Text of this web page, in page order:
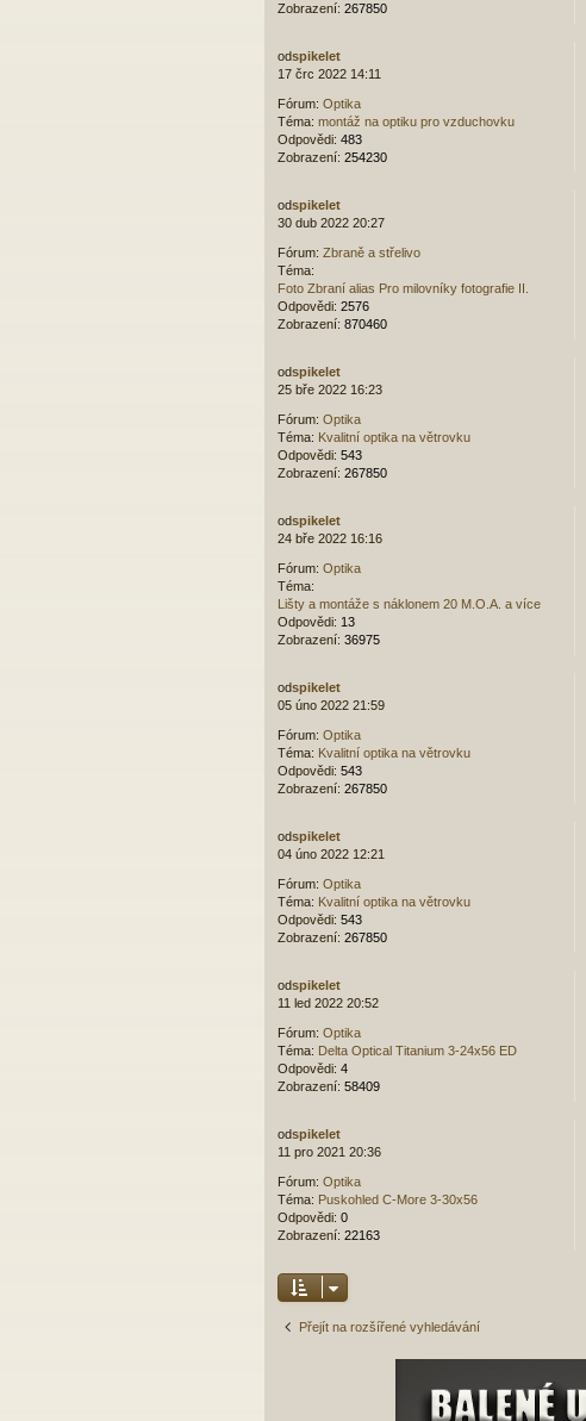
Zobrazení: 267850
odspikelet
17 črc 2022 14:11
Fórum: Optika
Téma: montáž na optiku pro vzduchovku
Odpovědi: 483
Zobrazení: 254230
odspikelet
30 dub 2022 20:27
Fórum: Zbraně a střelivo
Téma:
Foto Zbraní alias Pro milovníky fotografie II.
Odpovědi: 2576
Zobrazení: 870460
odspikelet
25 bře 2022 16:23
Fórum: Optika
Téma: Kvalitní optika na větrovku
Odpovědi: 543
Zobrazení: 267850
odspikelet
24 bře 2022 16:16
Fórum: Optika
Téma:
Lišty a montáže s náklonem 20 M.O.A. a více
Odpovědi: 13
Zobrazení: 36975
odspikelet
05 úno 2022 21:59
Fórum: Optika
Téma: Kvalitní optika na větrovku
Odpovědi: 543
Zobrazení: 267850
odspikelet
04 úno 2022 12:21
Fórum: Optika
Téma: Kvalitní optika na větrovku
Odpovědi: 543
Zobrazení: 267850
odspikelet
11 led 2022 20:52
Fórum: Optika
Téma: Delta Optical Titanium 3-24x56 ED
Odpovědi: 4
Zobrazení: 58409
odspikelet
11 pro 2021 20:36
Fórum: Optika
Téma: Puskohled C-More 3-30x56
Odpovědi: 0
Zobrazení: 22163
Přejít na rozšířené vyhledávání